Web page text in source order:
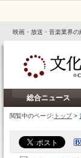
映画・放送・音楽業界の
総合ニュース
閲覧中のページ: トップ>